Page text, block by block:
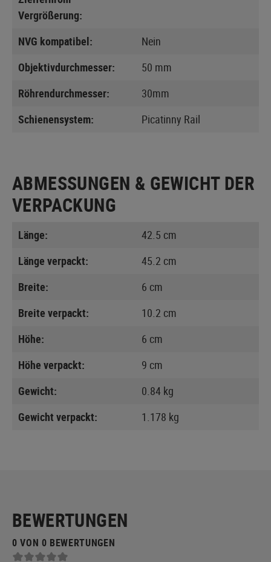
Vergrößerung:
NVG kompatibel:
Nein
Objektivdurchmesser:
50 mm
Röhrendurchmesser:
30mm
Schienensystem:
Picatinny Rail
ABMESSUNGEN & GEWICHT DER
VERPACKUNG
Länge:
42.5 cm
Länge verpackt:
45.2 cm
Breite:
6 cm
Breite verpackt:
10.2 cm
Höhe:
6 cm
Höhe verpackt:
9 cm
Gewicht:
0.84 kg
Gewicht verpackt:
1.178 kg
BEWERTUNGEN
0 VON 0 BEWERTUNGEN